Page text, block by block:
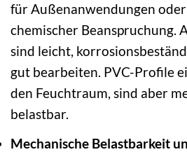
für Außenanwendungen
chemischer Beanspruchung.
sind leicht,
gut bearbeiten. PVC-Profile
den Feuchtraum, sind aber
belastbar.
Mechanische Belastbarkeit